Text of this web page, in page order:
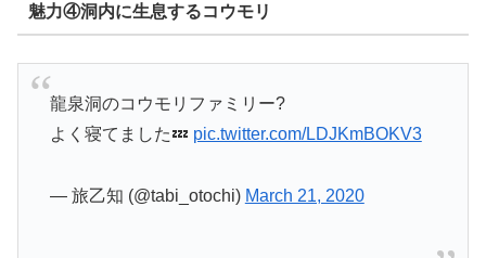
魅力④洞内に生息するコウモリ
龍泉洞のコウモリファミリー?
よく寝てました💤 pic.twitter.com/LDJKmBOKV3
— 旅乙知 (@tabi_otochi) March 21, 2020